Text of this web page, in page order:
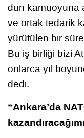
dün kamuoyuna
ve ortak tedarik
yürütülen bir
Bu iş birliği bizi
onlarca yıl
dedi.
“Ankara’da